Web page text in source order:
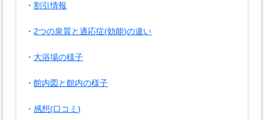
・割引情報
・2つの泉質と適応症(効能)の違い
・ 大浴場の様子
・館内図と館内の様子
・感想(口コミ)